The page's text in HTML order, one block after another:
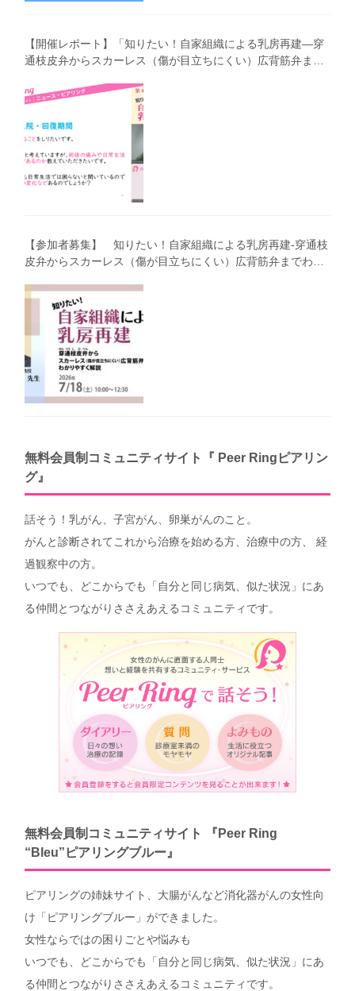
【開催レポート】「知りたい！自家組織による乳房再建―穿
通枝皮弁からスカーレス（傷が目立ちにくい）広背筋弁まで
【参加者募集】 知りたい！自家組織による乳房再建-穿通枝
皮弁からスカーレス（傷が目立ちにくい）広背筋弁までわか
無料会員制コミュニティサイト『 Peer Ringピアリン
グ』
話そう！乳がん、子宮がん、卵巣がんのこと。
がんと診断されてこれから治療を始める方、治療中の方、 経
過観察中の方。
いつでも、どこからでも「自分と同じ病気、似た状況」にあ
る仲間とつながりささえあえるコミュニティです。
無料会員制コミュニティサイト 『Peer Ring
“Bleu”ピアリングブルー』
ピアリングの姉妹サイト、大腸がんなど消化器がんの女性向
け「ピアリングブルー」ができました。
女性ならではの困りごとや悩みも
いつでも、どこからでも「自分と同じ病気、似た状況」にあ
る仲間とつながりささえあえるコミュニティです。